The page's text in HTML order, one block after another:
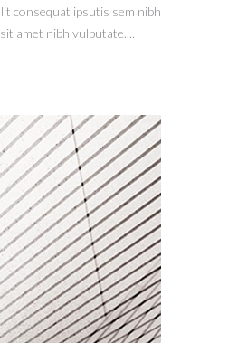
consequat ipsutis sem nibh
amet nibh vulputate....